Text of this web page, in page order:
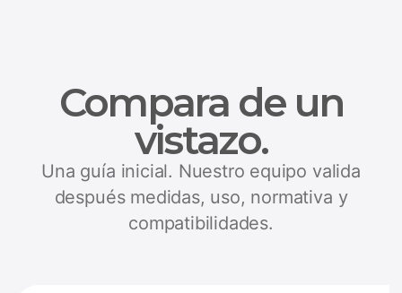
Compara de un
vistazo.
Una guía inicial. Nuestro equipo valida
después medidas, uso, normativa y
compatibilidades.